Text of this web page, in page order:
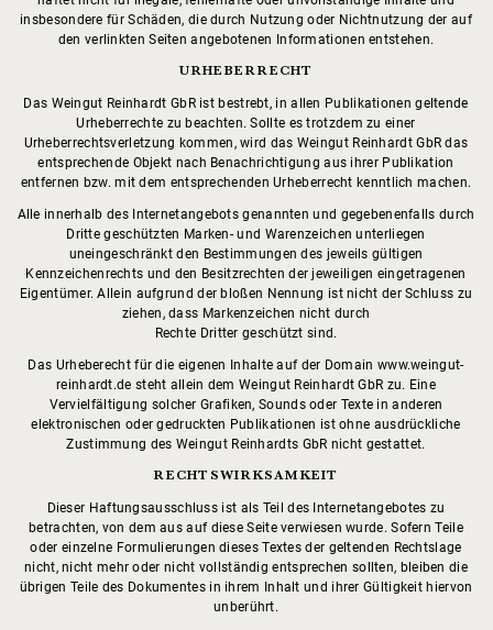
insbesondere für Schäden, die durch Nutzung oder Nichtnutzung der auf
den verlinkten Seiten angebotenen Informationen entstehen.
URHEBERRECHT
Das Weingut Reinhardt GbR ist bestrebt, in allen Publikationen geltende
Urheberrechte zu beachten. Sollte es trotzdem zu einer
Urheberrechtsverletzung kommen, wird das Weingut Reinhardt GbR das
entsprechende Objekt nach Benachrichtigung aus ihrer Publikation
entfernen bzw. mit dem entsprechenden Urheberrecht kenntlich machen.
Alle innerhalb des Internetangebots genannten und gegebenenfalls durch
Dritte geschützten Marken- und Warenzeichen unterliegen
uneingeschränkt den Bestimmungen des jeweils gültigen
Kennzeichenrechts und den Besitzrechten der jeweiligen eingetragenen
Eigentümer. Allein aufgrund der bloßen Nennung ist nicht der Schluss zu
ziehen, dass Markenzeichen nicht durch
Rechte Dritter geschützt sind.
Das Urheberecht für die eigenen Inhalte auf der Domain www.weingut-
reinhardt.de steht allein dem Weingut Reinhardt GbR zu. Eine
Vervielfältigung solcher Grafiken, Sounds oder Texte in anderen
elektronischen oder gedruckten Publikationen ist ohne ausdrückliche
Zustimmung des Weingut Reinhardts GbR nicht gestattet.
RECHTSWIRKSAMKEIT
Dieser Haftungsausschluss ist als Teil des Internetangebotes zu
betrachten, von dem aus auf diese Seite verwiesen wurde. Sofern Teile
oder einzelne Formulierungen dieses Textes der geltenden Rechtslage
nicht, nicht mehr oder nicht vollständig entsprechen sollten, bleiben die
übrigen Teile des Dokumentes in ihrem Inhalt und ihrer Gültigkeit hiervon
unberührt.